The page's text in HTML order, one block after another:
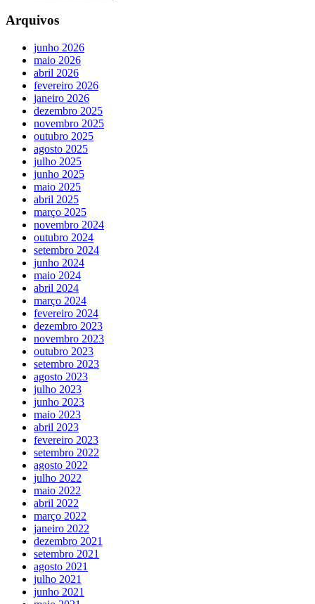
Arquivos
junho 2026
maio 2026
abril 2026
fevereiro 2026
janeiro 2026
dezembro 2025
novembro 2025
outubro 2025
agosto 2025
julho 2025
junho 2025
maio 2025
abril 2025
março 2025
novembro 2024
outubro 2024
setembro 2024
junho 2024
maio 2024
abril 2024
março 2024
fevereiro 2024
dezembro 2023
novembro 2023
outubro 2023
setembro 2023
agosto 2023
julho 2023
junho 2023
maio 2023
abril 2023
fevereiro 2023
setembro 2022
agosto 2022
julho 2022
maio 2022
abril 2022
março 2022
janeiro 2022
dezembro 2021
setembro 2021
agosto 2021
julho 2021
junho 2021